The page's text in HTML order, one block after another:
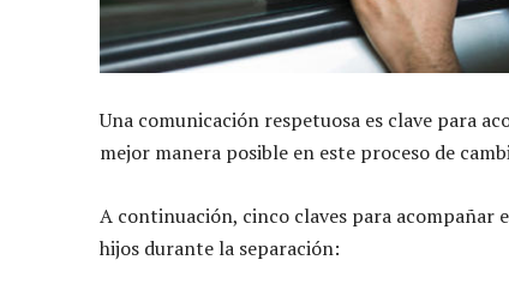
Una comunicación respetuosa es clave para
mejor manera posible en este proceso de
A continuación, cinco claves para acompañar
hijos durante la separación: